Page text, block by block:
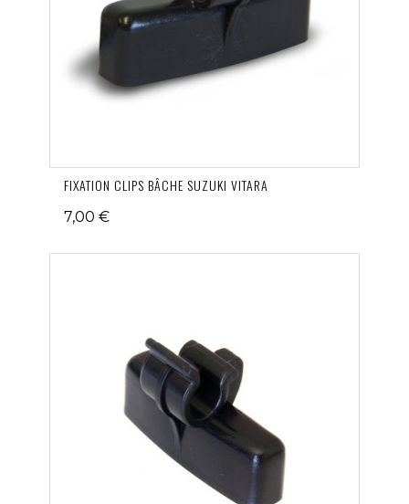
FIXATION CLIPS BÂCHE SUZUKI VITARA
7,00 €